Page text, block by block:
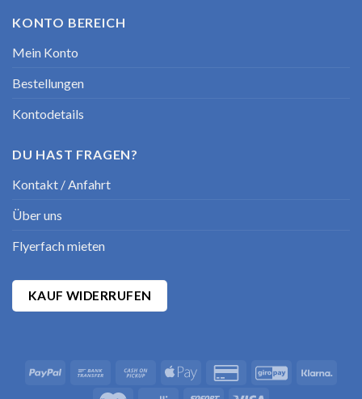
KONTO BEREICH
Mein Konto
Bestellungen
Kontodetails
DU HAST FRAGEN?
Kontakt / Anfahrt
Über uns
Flyerfach mieten
KAUF WIDERRUFEN